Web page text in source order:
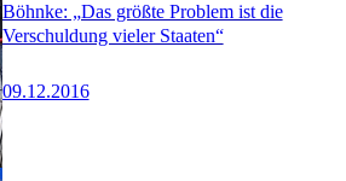
Böhnke: „Das größte Problem ist die
Verschuldung vieler Staaten“
09.12.2016